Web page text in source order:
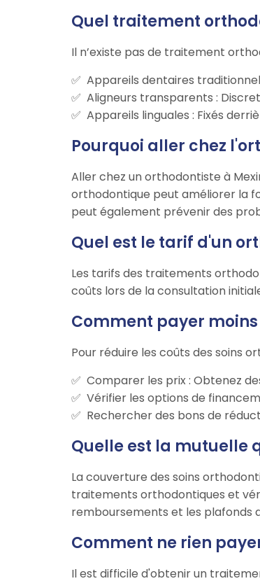
Quel traitement
Il n’existe pas de traitement
Appareils dentaires
Aligneurs transparents :
Appareils linguales : Fixés
Pourquoi aller chez
Aller chez un orthodontiste à
orthodontique peut améliorer la
peut également prévenir des
Quel est le tarif d'un
Les tarifs des traitements
coûts lors de la consultation
Comment payer
Pour réduire les coûts des soins
Comparer les prix : Obtenez
Vérifier les options de
Rechercher des bons de
Quelle est la mutuelle
La couverture des soins
traitements orthodontiques et
remboursements et les plafonds
Comment ne rien
Il est difficile d'obtenir un